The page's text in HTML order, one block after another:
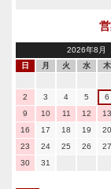
2026年8月
日
月 火 水 木
2
3 4 5 6
9
10 11 12 13
16
17 18 19 20
23
24 25 26 27
30
31